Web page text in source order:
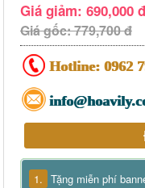
Giá giảm: 690,000 đ
Giá gốc: 779,700 đ
Hotline: 0962
1. Tặng miễn phí